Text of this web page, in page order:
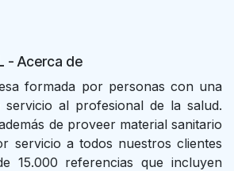
- Acerca de
formada por personas con una
al profesional de la salud.
de proveer material sanitario
servicio a todos nuestros clientes
15.000 referencias que incluyen